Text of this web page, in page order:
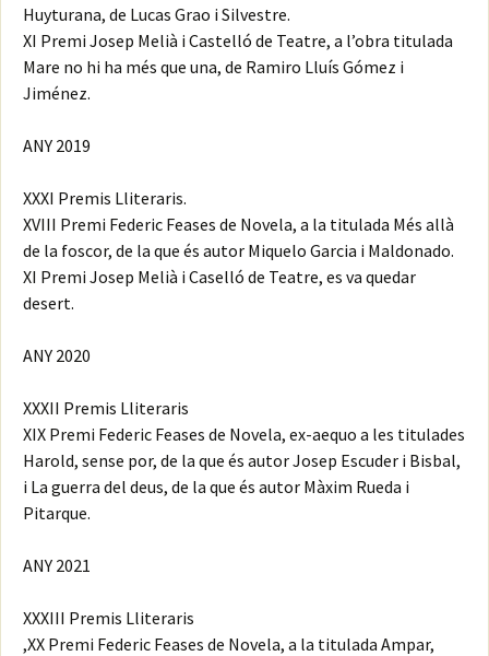
Huyturana, de Lucas Grao i Silvestre.
XI Premi Josep Melià i Castelló de Teatre, a l’obra titulada
Mare no hi ha més que una, de Ramiro Lluís Gómez i
Jiménez.
ANY 2019
XXXI Premis Lliteraris.
XVIII Premi Federic Feases de Novela, a la titulada Més allà
de la foscor, de la que és autor Miquelo Garcia i Maldonado.
XI Premi Josep Melià i Caselló de Teatre, es va quedar
desert.
ANY 2020
XXXII Premis Lliteraris
XIX Premi Federic Feases de Novela, ex-aequo a les titulades
Harold, sense por, de la que és autor Josep Escuder i Bisbal,
i La guerra del deus, de la que és autor Màxim Rueda i
Pitarque.
ANY 2021
XXXIII Premis Lliteraris
,XX Premi Federic Feases de Novela, a la titulada Ampar,